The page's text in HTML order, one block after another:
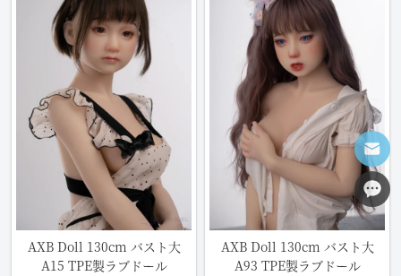
AXB Doll 130cm バスト大
A15 TPE製ラブドール
AXB Doll 130cm バスト大
A93 TPE製ラブドール